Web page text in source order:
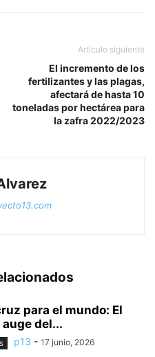
Artículo siguiente
El incremento de los
fertilizantes y las plagas,
afectará de hasta 10
toneladas por hectárea para
la zafra 2022/2023
para el mundo: El
del...
p13 - 17 junio, 2026